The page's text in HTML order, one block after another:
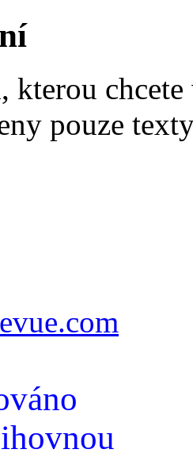
kterou
pouze